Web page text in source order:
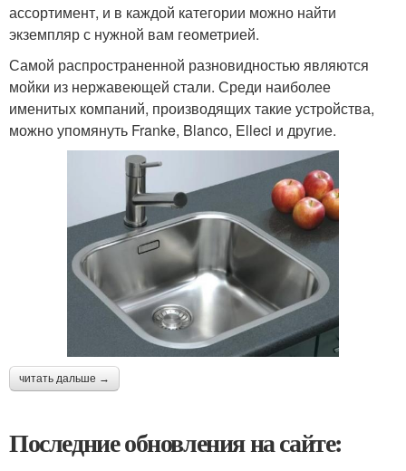
ассортимент, и в каждой категории можно найти
экземпляр с нужной вам геометрией.
Самой распространенной разновидностью являются
мойки из нержавеющей стали. Среди наиболее
именитых компаний, производящих такие устройства,
можно упомянуть Franke, Blanco, Elleci и другие.
читать дальше →
Последние обновления на сайте: